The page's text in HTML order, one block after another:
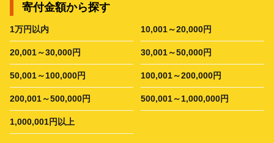
寄付金額から探す
1万円以内 10,001～20,000円
20,001～30,000円 30,001～50,000円
50,001～100,000円 100,001～200,000円
200,001～500,000円 500,001～1,000,000円
1,000,001円以上